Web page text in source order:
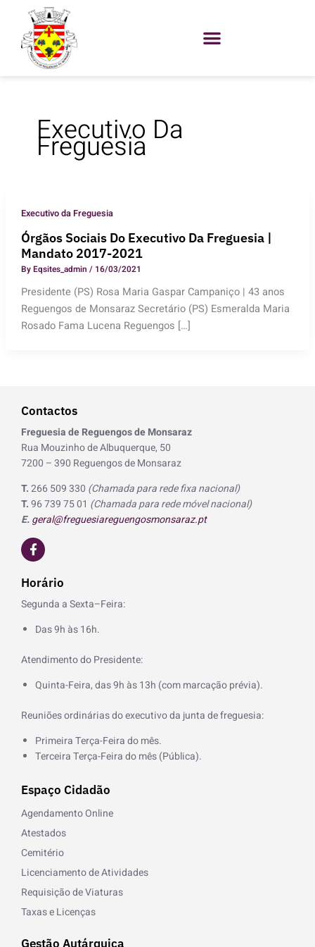
content
Executivo Da
Freguesia
Executivo da Freguesia
Órgãos Sociais Do Executivo Da Freguesia |
Mandato 2017-2021
ByEqsites_admin / 16/03/2021
Presidente (PS) Rosa Maria Gaspar Campaniço | 43 anos
Reguengos de Monsaraz Secretário (PS) Esmeralda Maria
Rosado Fama Lucena Reguengos […]
Contactos
Freguesia de Reguengos de Monsaraz
Rua Mouzinho de Albuquerque, 50
7200 – 390 Reguengos de Monsaraz
T.266 509 330 (Chamada para rede fixa nacional)
T.96 739 75 01 (Chamada para rede móvel nacional)
E.geral@freguesiareguengosmonsaraz.pt
F
a
c
e
b
o
o
k
Horário
Segunda a Sexta–Feira:
Das 9h às 16h.
Atendimento do Presidente:
Quinta-Feira, das 9h às 13h (com marcação prévia).
Reuniões ordinárias do executivo da junta de freguesia:
Primeira Terça-Feira do mês.
Terceira Terça-Feira do mês (Pública).
Espaço Cidadão
Agendamento Online
Atestados
Cemitério
Licenciamento de Atividades
Requisição de Viaturas
Taxas e Licenças
Gestão Autárquica